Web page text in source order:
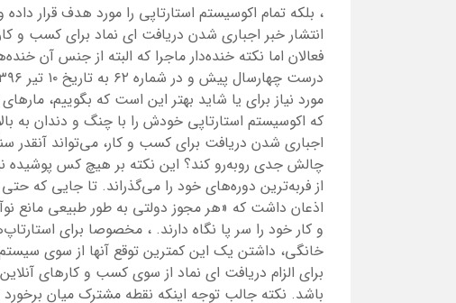
، بلکه تمام اکوسیستم استارتاپی را مورد هدف قرار
انتشار خبر اجباری شدن دریافت ای نماد برای کسب و
فعالان اما نکته خنده‌دار ماجرا که البته از جنس آن
مورد نیاز برای یا شاید بهتر این است که بگوییم،
که اکوسیستم استارتاپی خودش را با چنگ و دندان به
اجباری شدن دریافت برای کسب و کار، می‌تواند آنقدر
چالش جدی روبه‌رو کند؟ این نکته بر هیچ کس پوشیده
از فربه‌ترین دوره‌های خود را می‌گذراند. تا جایی که
اذعان داشت که «هر مجوز دولتی به طور طبیعی مانع
و کار خود را سر پا نگاه دارند. ، مخصوصا برای
خانگی، داشتن یک این کمترین توقع آنها از سوی
برای الزام دریافت ای نماد از سوی کسب و کارهای
باشد. نکته جالب توجه اینکه نقطه مشترک میان